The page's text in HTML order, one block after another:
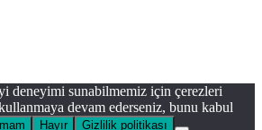
deneyimi sunabilmemiz için çerezleri
devam ederseniz, bunu kabul
Hayır Gizlilik politikası